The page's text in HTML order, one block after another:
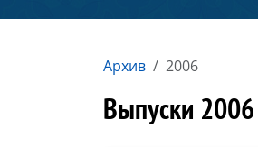
Архив 2006
Выпуски 2006